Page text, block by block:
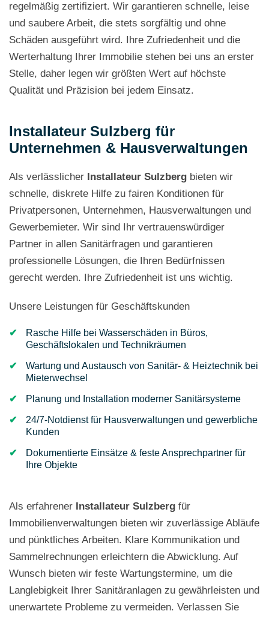
regelmäßig zertifiziert. Wir garantieren schnelle, leise
und saubere Arbeit, die stets sorgfältig und ohne
Schäden ausgeführt wird. Ihre Zufriedenheit und die
Werterhaltung Ihrer Immobilie stehen bei uns an erster
Stelle, daher legen wir größten Wert auf höchste
Qualität und Präzision bei jedem Einsatz.
Installateur Sulzberg für
Unternehmen & Hausverwaltungen
Als verlässlicher Installateur Sulzberg bieten wir
schnelle, diskrete Hilfe zu fairen Konditionen für
Privatpersonen, Unternehmen, Hausverwaltungen und
Gewerbemieter. Wir sind Ihr vertrauenswürdiger
Partner in allen Sanitärfragen und garantieren
professionelle Lösungen, die Ihren Bedürfnissen
gerecht werden. Ihre Zufriedenheit ist uns wichtig.
Unsere Leistungen für Geschäftskunden
Rasche Hilfe bei Wasserschäden in Büros,
Geschäftslokalen und Technikräumen
Wartung und Austausch von Sanitär- & Heiztechnik bei
Mieterwechsel
Planung und Installation moderner Sanitärsysteme
24/7-Notdienst für Hausverwaltungen und gewerbliche
Kunden
Dokumentierte Einsätze & feste Ansprechpartner für
Ihre Objekte
Als erfahrener Installateur Sulzberg für
Immobilienverwaltungen bieten wir zuverlässige Abläufe
und pünktliches Arbeiten. Klare Kommunikation und
Sammelrechnungen erleichtern die Abwicklung. Auf
Wunsch bieten wir feste Wartungstermine, um die
Langlebigkeit Ihrer Sanitäranlagen zu gewährleisten und
unerwartete Probleme zu vermeiden. Verlassen Sie